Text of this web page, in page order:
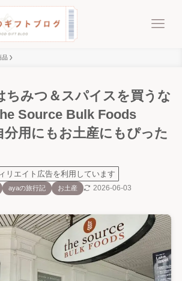
品
ちみつ＆スパイスを買うな
Source Bulk Foods
用にもお土産にもぴった
リエイト広告を利用しています
ayaの旅行記 お土産 2026-06-03